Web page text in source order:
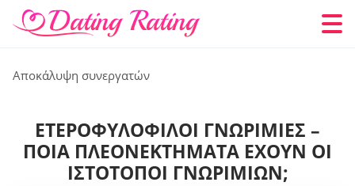
Αποκάλυψη συνεργατών
ΕΤΕΡΟΦΥΛΌΦΙΛΟΙ ΓΝΩΡΙΜΊΕΣ –
ΠΟΙΑ ΠΛΕΟΝΕΚΤΉΜΑΤΑ ΈΧΟΥΝ ΟΙ
ΙΣΤΌΤΟΠΟΙ ΓΝΩΡΙΜΙΏΝ;